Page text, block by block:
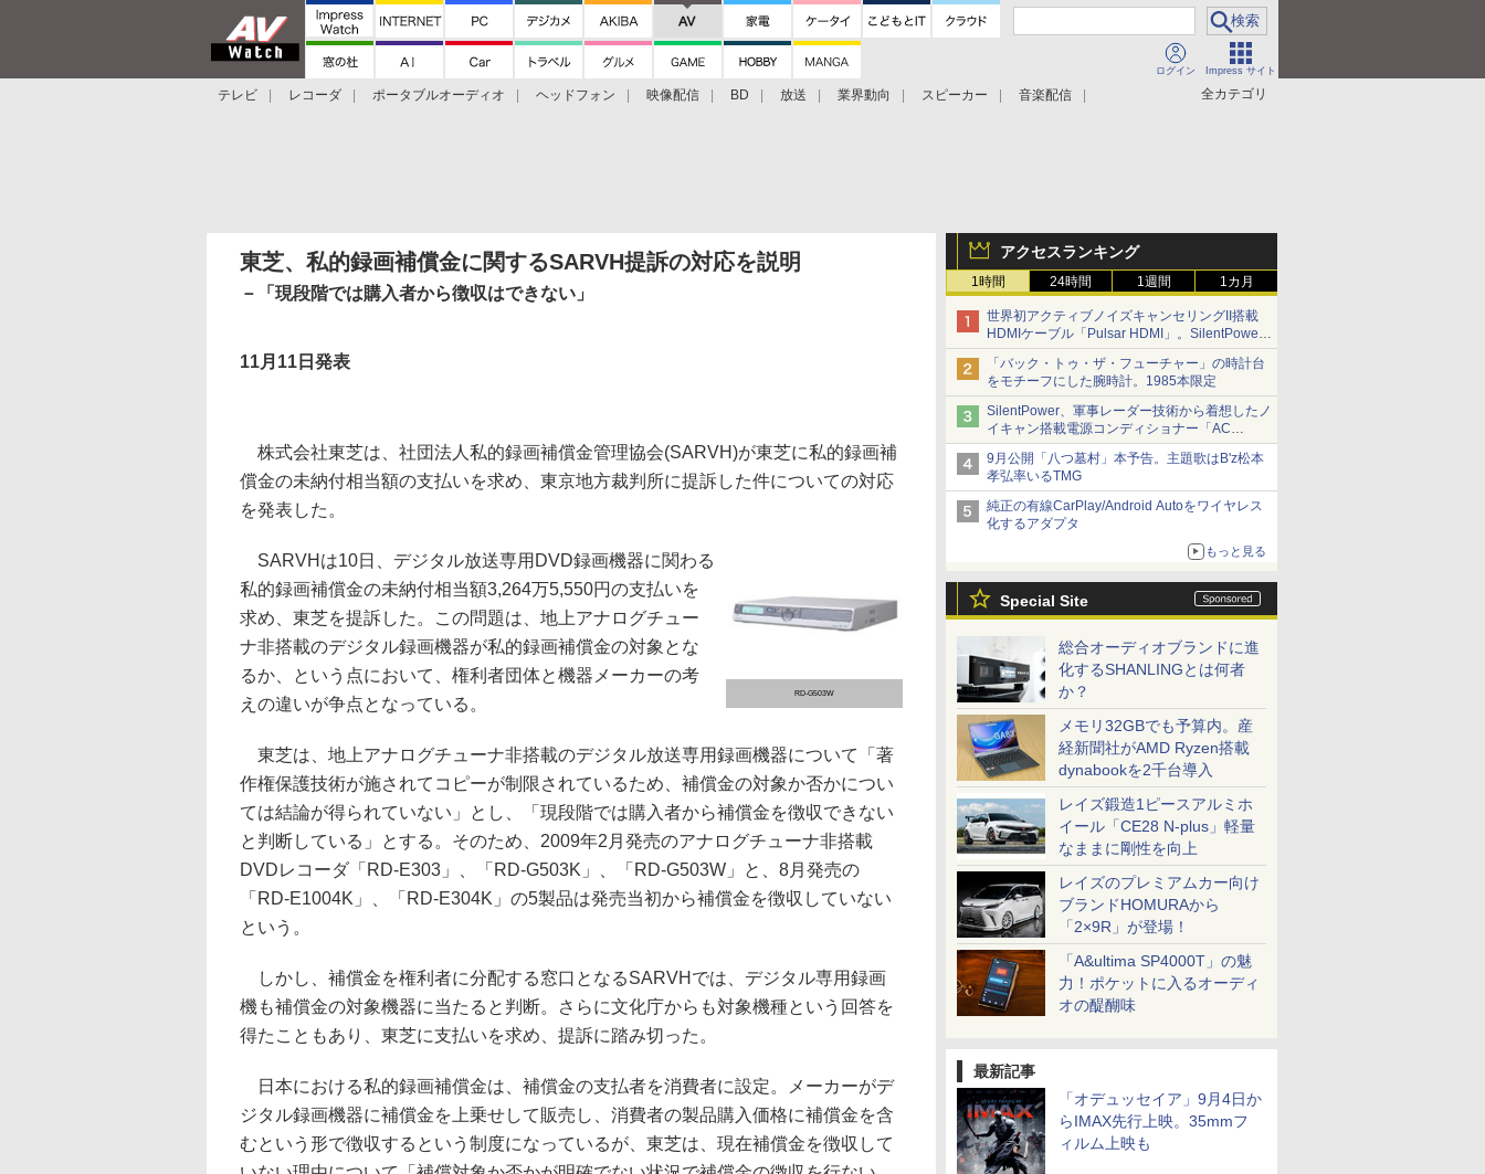
ログイン Impress サイト
全カテゴリ
テレビ レコーダ ポータブルオーディオ ヘッドフォン 映像配信 BD 放送 業界動向 スピーカー
音楽配信
アクセスランキング
1時間 24時間 1週間 1カ月
世界初アクティブノイズキャンセリングII搭載
HDMIケーブル「Pulsar HDMI」。SilentPower
から
「バック・トゥ・ザ・フューチャー」の時計台
をモチーフにした腕時計。1985本限定
SilentPower、軍事レーダー技術から着想したノ
イキャン搭載電源コンディショナー「AC
iPurifier2」
9月公開「八つ墓村」本予告。主題歌はB'z松本
孝弘率いるTMG
純正の有線CarPlay/Android Autoをワイヤレス
化するアダプタ
もっと見る
Special Site
総合オーディオブランドに進
化するSHANLINGとは何者
か？
メモリ32GBでも予算内。産
経新聞社がAMD Ryzen搭載
dynabookを2千台導入
レイズ鍛造1ピースアルミホ
イール「CE28 N-plus」軽量
なままに剛性を向上
レイズのプレミアムカー向け
ブランドHOMURAから
「2×9R」が登場！
「A&ultima SP4000T」の魅
力！ポケットに入るオーディ
オの醍醐味
最新記事
「オデュッセイア」9月4日か
らIMAX先行上映。35mmフ
ィルム上映も
東芝、私的録画補償金に関するSARVH提訴の対応を説明
－「現段階では購入者から徴収はできない」
11月11日発表
株式会社東芝は、社団法人私的録画補償金管理協会(SARVH)が東芝に私的録画補
償金の未納付相当額の支払いを求め、東京地方裁判所に提訴した件についての対応
を発表した。
RD-G503W
SARVHは10日、デジタル放送専用DVD録画機器に関わる
私的録画補償金の未納付相当額3,264万5,550円の支払いを
求め、東芝を提訴した。この問題は、地上アナログチュー
ナ非搭載のデジタル録画機器が私的録画補償金の対象とな
るか、という点において、権利者団体と機器メーカーの考
えの違いが争点となっている。
東芝は、地上アナログチューナ非搭載のデジタル放送専用録画機器について「著
作権保護技術が施されてコピーが制限されているため、補償金の対象か否かについ
ては結論が得られていない」とし、「現段階では購入者から補償金を徴収できない
と判断している」とする。そのため、2009年2月発売のアナログチューナ非搭載
DVDレコーダ「RD-E303」、「RD-G503K」、「RD-G503W」と、8月発売の
「RD-E1004K」、「RD-E304K」の5製品は発売当初から補償金を徴収していない
という。
しかし、補償金を権利者に分配する窓口となるSARVHでは、デジタル専用録画
機も補償金の対象機器に当たると判断。さらに文化庁からも対象機種という回答を
得たこともあり、東芝に支払いを求め、提訴に踏み切った。
日本における私的録画補償金は、補償金の支払者を消費者に設定。メーカーがデ
ジタル録画機器に補償金を上乗せして販売し、消費者の製品購入価格に補償金を含
むという形で徴収するという制度になっているが、東芝は、現在補償金を徴収して